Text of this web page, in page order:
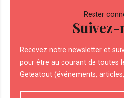
Rester
Suivez-
Recevez notre newsletter et
pour être au courant de toutes
Geteatout (événements,